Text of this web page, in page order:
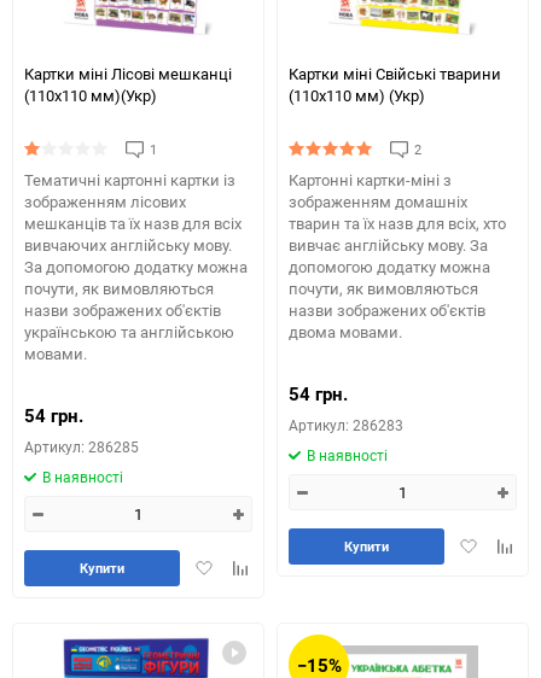
Картки міні Лісові мешканці
(110х110 мм)(Укр)
1
Тематичні картонні картки із
зображенням лісових
мешканців та їх назв для всіх
вивчаючих англійську мову.
За допомогою додатку можна
почути, як вимовляються
назви зображених об'єктів
українською та англійською
мовами.
54 грн.
Артикул: 286285
В наявності
ДодатиДодайте
порівняння
Купити
Картки міні Свійські тварини
(110х110 мм) (Укр)
2
Картонні картки-міні з
зображенням домашніх
тварин та їх назв для всіх, хто
вивчає англійську мову. За
допомогою додатку можна
почути, як вимовляються
назви зображених об'єктів
двома мовами.
54 грн.
Артикул: 286283
В наявності
Додати
Купити
−15%